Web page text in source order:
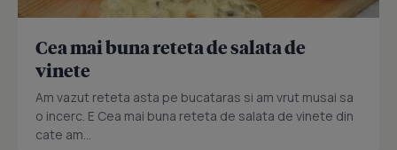
Cea mai buna reteta de salata de
vinete
Am vazut reteta asta pe bucataras si am vrut musai sa
o incerc. E Cea mai buna reteta de salata de vinete din
cate am...